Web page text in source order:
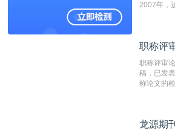
2007年，
检测速度
职称评
职称评审
稿，已发
称论文的
编辑部检
龙源期